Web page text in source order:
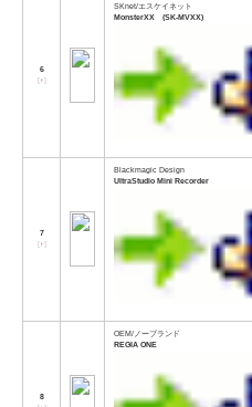
6
[↑]
SKnet/エスケイネット
MonsterXX (SK-MVXX)
7
[↑]
Blackmagic Design
UltraStudio Mini Recorder
8
OEM/ノーブランド
REGIA ONE